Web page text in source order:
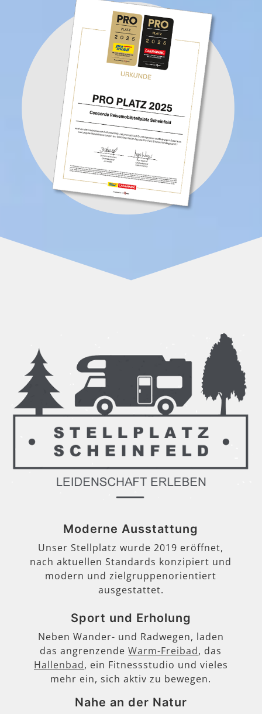
Moderne Ausstattung
Unser Stellplatz wurde 2019 eröffnet,
nach aktuellen Standards konzipiert und
modern und zielgruppenorientiert
ausgestattet.
Sport und Erholung
Neben Wander- und Radwegen, laden
das angrenzendeWarm-Freibad, das
Hallenbad, ein Fitnessstudio und vieles
mehr ein, sich aktiv zu bewegen.
Nahe an der Natur